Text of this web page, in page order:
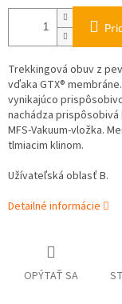
Trekkingová obuv z
vďaka GTX®
vynikajúco
nachádza prispôsobivá
MFS-Vakuum-vložka.
tlmiacim klinom.
Užívateľská oblasť B.
Detailné informácie
OPÝTAŤ SA